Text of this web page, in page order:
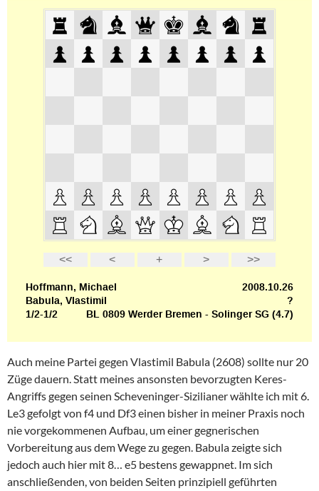
Auch meine Partei gegen Vlastimil Babula (2608) sollte nur 20
Züge dauern. Statt meines ansonsten bevorzugten Keres-
Angriffs gegen seinen Scheveninger-Sizilianer wählte ich mit 6.
Le3 gefolgt von f4 und Df3 einen bisher in meiner Praxis noch
nie vorgekommenen Aufbau, um einer gegnerischen
Vorbereitung aus dem Wege zu gegen. Babula zeigte sich
jedoch auch hier mit 8… e5 bestens gewappnet. Im sich
anschließenden, von beiden Seiten prinzipiell geführten